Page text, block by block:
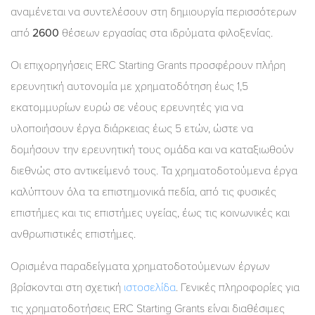
αναμένεται να συντελέσουν στη δημιουργία περισσότερων
από 2600 θέσεων εργασίας στα ιδρύματα φιλοξενίας.
Οι επιχορηγήσεις ERC Starting Grants προσφέρουν πλήρη
ερευνητική αυτονομία με χρηματοδότηση έως 1,5
εκατομμυρίων ευρώ σε νέους ερευνητές για να
υλοποιήσουν έργα διάρκειας έως 5 ετών, ώστε να
δομήσουν την ερευνητική τους ομάδα και να καταξιωθούν
διεθνώς στο αντικείμενό τους. Τα χρηματοδοτούμενα έργα
καλύπτουν όλα τα επιστημονικά πεδία, από τις φυσικές
επιστήμες και τις επιστήμες υγείας, έως τις κοινωνικές και
ανθρωπιστικές επιστήμες.
Ορισμένα παραδείγματα χρηματοδοτούμενων έργων
βρίσκονται στη σχετική ιστοσελίδα. Γενικές πληροφορίες για
τις χρηματοδοτήσεις ERC Starting Grants είναι διαθέσιμες